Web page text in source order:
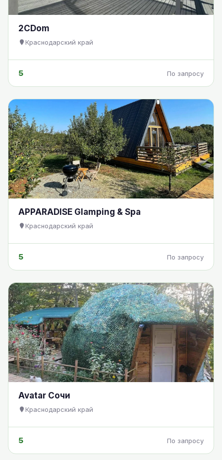
2CDom
Краснодарский край
5 По запросу
APPARADISE Glamping & Spa
Краснодарский край
5 По запросу
Avatar Сочи
Краснодарский край
5 По запросу